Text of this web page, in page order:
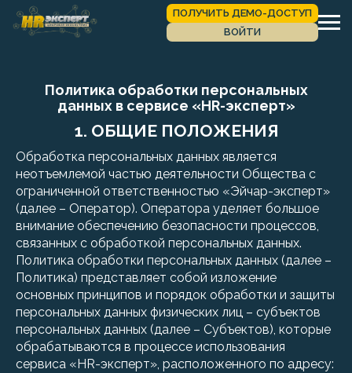
ПОЛУЧИТЬ ДЕМО-ДОСТУП
ВОЙТИ
Политика обработки персональных
данных в сервисе «HR-эксперт»
1. ОБЩИЕ ПОЛОЖЕНИЯ
Обработка персональных данных является
неотъемлемой частью деятельности Общества с
ограниченной ответственностью «Эйчар-эксперт»
(далее – Оператор). Оператора уделяет большое
внимание обеспечению безопасности процессов,
связанных с обработкой персональных данных.
Политика обработки персональных данных (далее –
Политика) представляет собой изложение
основных принципов и порядок обработки и защиты
персональных данных физических лиц – субъектов
персональных данных (далее – Субъектов), которые
обрабатываются в процессе использования
сервиса «HR-эксперт», расположенного по адресу: